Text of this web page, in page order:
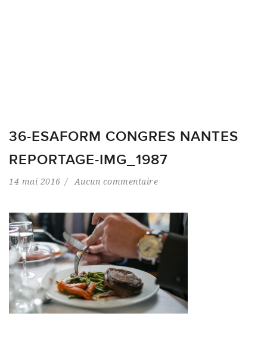
36-ESAFORM CONGRES NANTES
REPORTAGE-IMG_1987
14 mai 2016 Aucun commentaire